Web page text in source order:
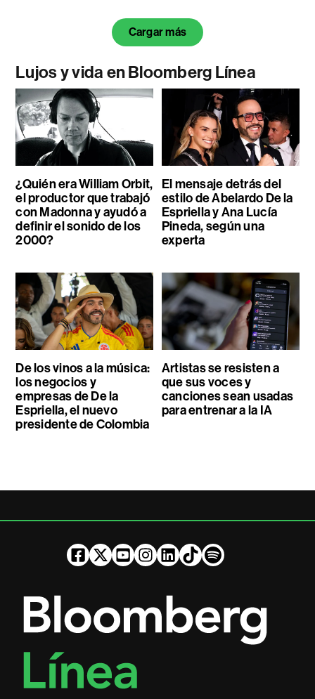
Cargar más
Lujos y vida en Bloomberg Línea
¿Quién era William Orbit,
el productor que trabajó
con Madonna y ayudó a
definir el sonido de los
2000?
El mensaje detrás del
estilo de Abelardo De la
Espriella y Ana Lucía
Pineda, según una
experta
De los vinos a la música:
los negocios y
empresas de De la
Espriella, el nuevo
presidente de Colombia
Artistas se resisten a
que sus voces y
canciones sean usadas
para entrenar a la IA